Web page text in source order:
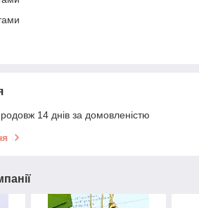
14 днів за домовленістю